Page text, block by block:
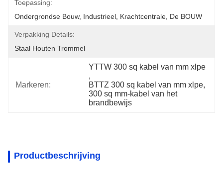
Toepassing:
Ondergrondse Bouw, Industrieel, Krachtcentrale, De BOUW
Verpakking Details:
Staal Houten Trommel
Markeren:
YTTW 300 sq kabel van mm xlpe
,
BTTZ 300 sq kabel van mm xlpe
300 sq mm-kabel van het
brandbewijs
Productbeschrijving